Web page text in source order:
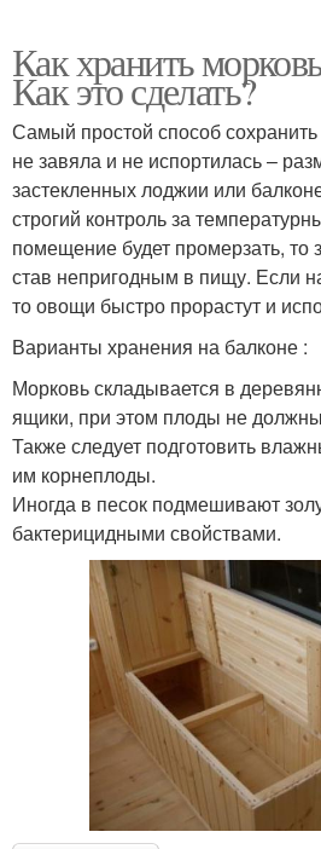
Как хранить
Как это сделать?
Самый простой способ
не завяла и не испортилась –
застекленных лоджии или
строгий контроль за
помещение будет промерзать, то
став непригодным в пищу. Если
то овощи быстро прорастут и
Варианты хранения на балконе :
Морковь складывается в
ящики, при этом плоды не должны
Также следует подготовить
им корнеплоды.
Иногда в песок подмешивают
бактерицидными свойствами.